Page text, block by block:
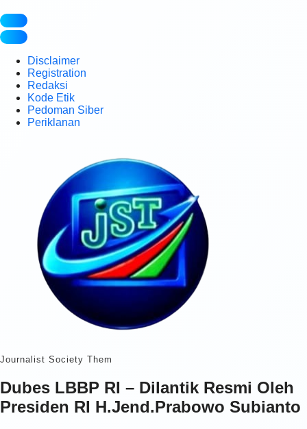
Disclaimer
Registration
Redaksi
Kode Etik
Pedoman Siber
Periklanan
Journalist Society Them
Dubes LBBP RI – Dilantik Resmi Oleh
Presiden RI H.Jend.Prabowo Subianto